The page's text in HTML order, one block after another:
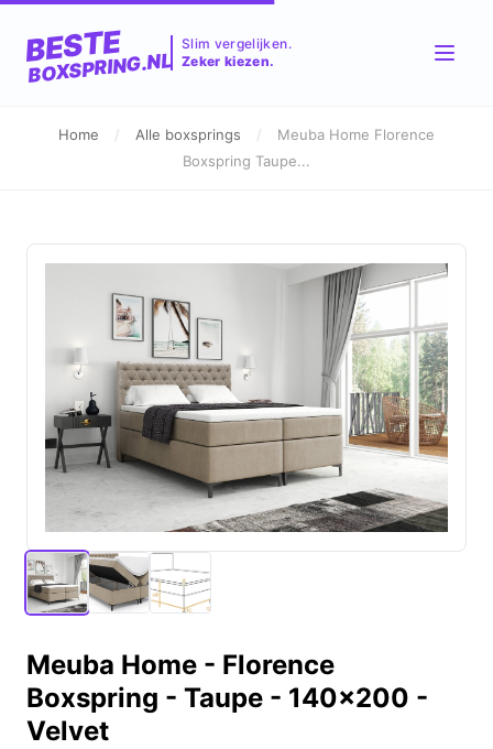
BESTE
BOXSPRING.NL
Slim vergelijken.
Zeker kiezen.
Home / Alle boxsprings /
Meuba Home Florence
Boxspring Taupe...
Meuba Home - Florence
Boxspring - Taupe - 140x200 -
Velvet